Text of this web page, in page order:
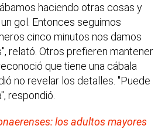
haciendo otras cosas y
gol. Entonces seguimos
cinco minutos nos damos
relató. Otros prefieren mantener
que tiene una cábala
no revelar los detalles. "Puede
respondió.
los adultos mayores